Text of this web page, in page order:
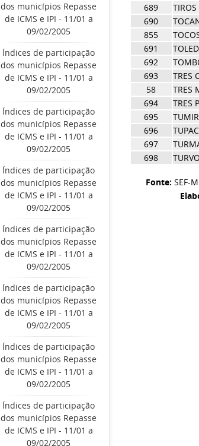
dos municípios Repasse
de ICMS e IPI - 11/01 a
09/02/2005
Índices de participação
dos municípios Repasse
de ICMS e IPI - 11/01 a
09/02/2005
Índices de participação
dos municípios Repasse
de ICMS e IPI - 11/01 a
09/02/2005
Índices de participação
dos municípios Repasse
de ICMS e IPI - 11/01 a
09/02/2005
Índices de participação
dos municípios Repasse
de ICMS e IPI - 11/01 a
09/02/2005
Índices de participação
dos municípios Repasse
de ICMS e IPI - 11/01 a
09/02/2005
Índices de participação
dos municípios Repasse
de ICMS e IPI - 11/01 a
09/02/2005
Índices de participação
dos municípios Repasse
de ICMS e IPI - 11/01 a
09/02/2005
689
TIROS
690
855
691
692
693
TRES
58
TRES
694
TRES
695
696
697
698
Fonte: SEF-